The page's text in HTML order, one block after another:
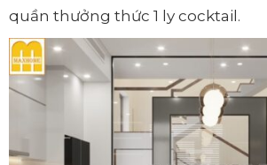
quần thưởng thức 1 ly cocktail.